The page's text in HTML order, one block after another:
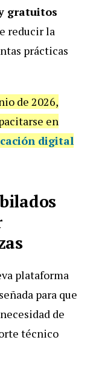
gratuitos
reducir la
prácticas
de 2026,
en
digital
plataforma
para que
de
técnico